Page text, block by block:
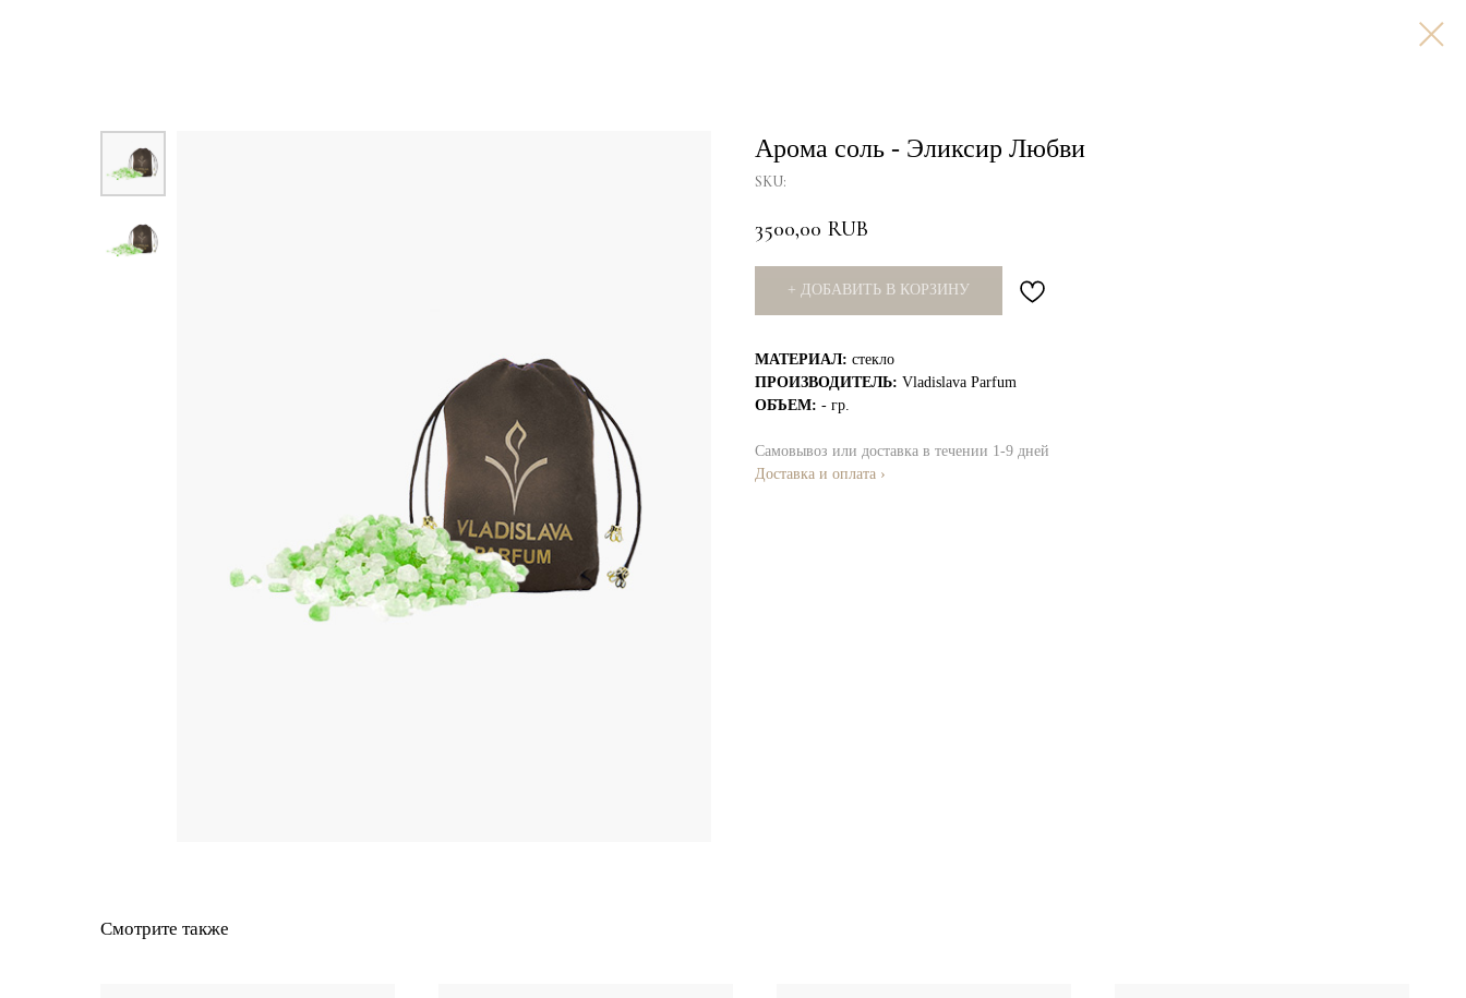
Арома соль - Эликсир Любви
SKU:
3500,00 RUB
+ ДОБАВИТЬ В КОРЗИНУ
МАТЕРИАЛ: стекло
ПРОИЗВОДИТЕЛЬ: Vladislava Parfum
ОБЪЕМ: - гр.
Самовывоз или доставка в течении 1-9 дней
Доставка и оплата ›
Смотрите также